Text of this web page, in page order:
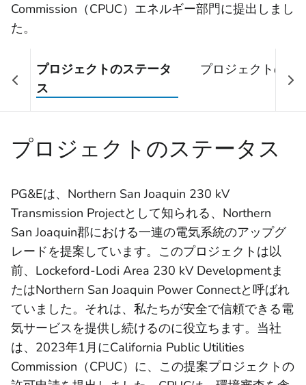
Commission（CPUC）エネルギー部門に提出しまし
た。
プロジェクトのステータ
ス
プロジェクトの詳
プロジェクトのステータス
PG&Eは、Northern San Joaquin 230 kV
Transmission Projectとして知られる、Northern
San Joaquin郡における一連の電気系統のアップグ
レードを提案しています。このプロジェクトは以
前、Lockeford-Lodi Area 230 kV Developmentま
たはNorthern San Joaquin Power Connectと呼ばれ
ていました。それは、私たちが安全で信頼できる電
気サービスを提供し続けるのに役立ちます。当社
は、2023年1月にCalifornia Public Utilities
Commission（CPUC）に、この提案プロジェクトの